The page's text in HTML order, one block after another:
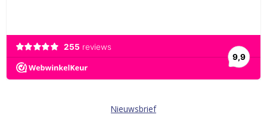
Nieuwsbrief